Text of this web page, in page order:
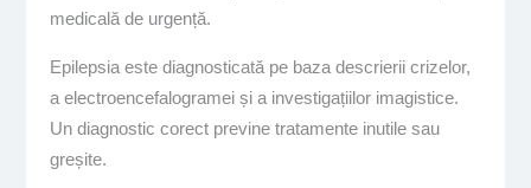
medicală de urgență.
Epilepsia este diagnosticată pe baza descrierii crizelor,
a electroencefalogramei și a investigațiilor imagistice.
Un diagnostic corect previne tratamente inutile sau
greșite.